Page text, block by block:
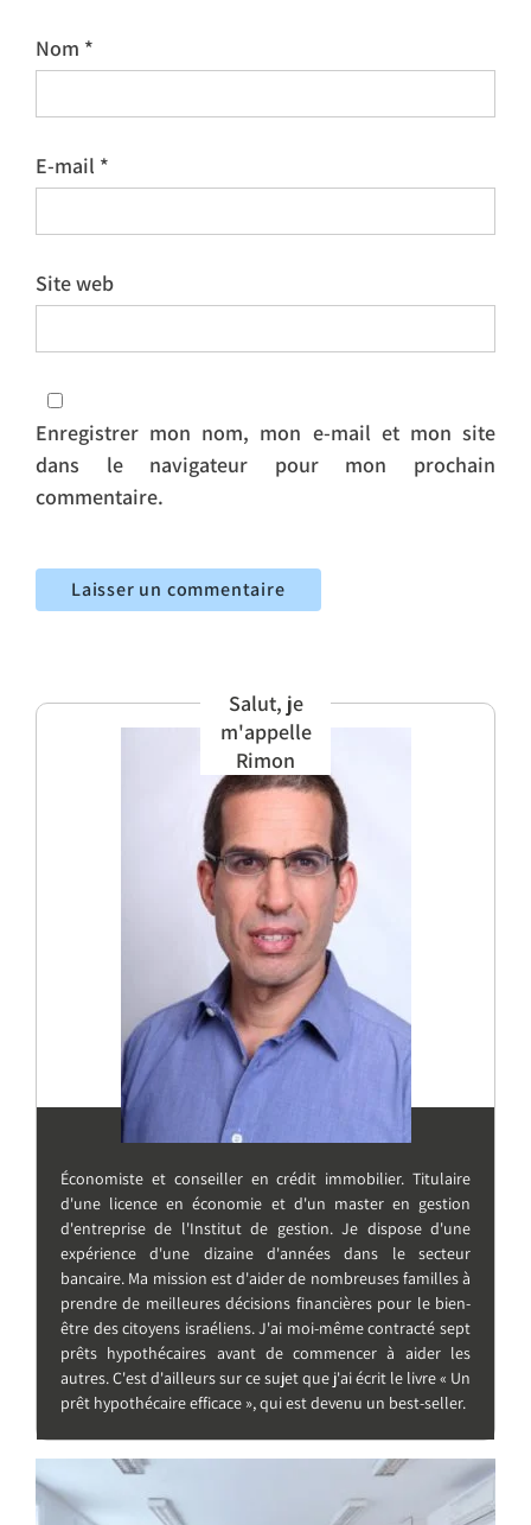
Nom *
E-mail *
Site web
Enregistrer mon nom, mon e-mail et mon site
dans le navigateur pour mon prochain
commentaire.
Salut, je
m'appelle
Rimon
Économiste et conseiller en crédit immobilier. Titulaire
d'une licence en économie et d'un master en gestion
d'entreprise de l'Institut de gestion. Je dispose d'une
expérience d'une dizaine d'années dans le secteur
bancaire. Ma mission est d'aider de nombreuses familles à
prendre de meilleures décisions financières pour le bien-
être des citoyens israéliens. J'ai moi-même contracté sept
prêts hypothécaires avant de commencer à aider les
autres. C'est d'ailleurs sur ce sujet que j'ai écrit le livre « Un
prêt hypothécaire efficace », qui est devenu un best-seller.